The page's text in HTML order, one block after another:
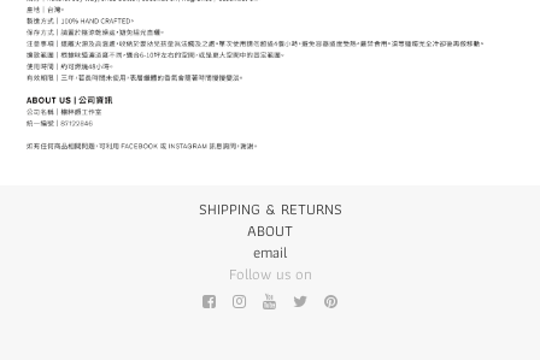
SHIPPING & RETURNS
ABOUT
email
Follow us on